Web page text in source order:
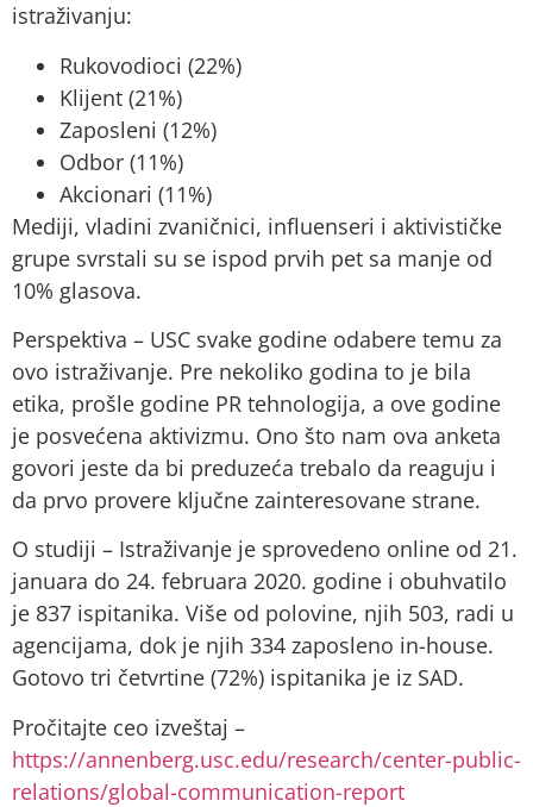
istraživanju:
Rukovodioci (22%)
Klijent (21%)
Zaposleni (12%)
Odbor (11%)
Akcionari (11%)
Mediji, vladini zvaničnici, influenseri i aktivističke
grupe svrstali su se ispod prvih pet sa manje od
10% glasova.
Perspektiva – USC svake godine odabere temu za
ovo istraživanje. Pre nekoliko godina to je bila
etika, prošle godine PR tehnologija, a ove godine
je posvećena aktivizmu. Ono što nam ova anketa
govori jeste da bi preduzeća trebalo da reaguju i
da prvo provere ključne zainteresovane strane.
O studiji – Istraživanje je sprovedeno online od 21.
januara do 24. februara 2020. godine i obuhvatilo
je 837 ispitanika. Više od polovine, njih 503, radi u
agencijama, dok je njih 334 zaposleno in-house.
Gotovo tri četvrtine (72%) ispitanika je iz SAD.
Pročitajte ceo izveštaj –
https://annenberg.usc.edu/research/center-public-
relations/global-communication-report